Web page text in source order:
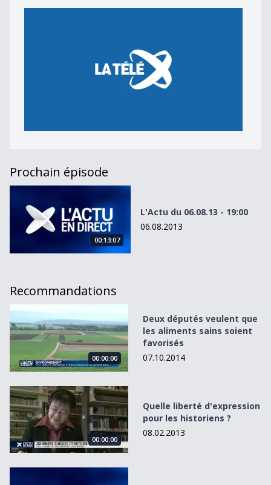
Prochain épisode
L&#039;Actu du 06.08.13 - 19:00
00:13:07
L'Actu du 06.08.13 - 19:00
06.08.2013
Recommandations
Deux députés veulent que les aliments sains soient
00:00:00
Deux députés veulent que
les aliments sains soient
favorisés
07.10.2014
Quelle liberté d&#039;expression pour les historiens ?
00:00:00
Quelle liberté d'expression
pour les historiens ?
08.02.2013
L&#039;Actu du 19.11.13 - 19h00